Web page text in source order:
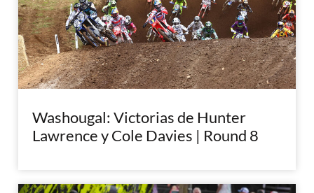
Washougal: Victorias de Hunter
Lawrence y Cole Davies | Round 8